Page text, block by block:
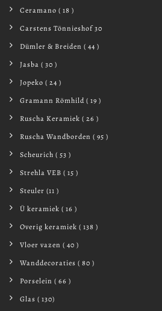
Ceramano ( 18 )
Carstens Tönnieshof 30
Dümler & Breiden ( 44 )
Jasba ( 30 )
Jopeko ( 24 )
Gramann Römhild ( 19 )
Ruscha Keramiek ( 26 )
Ruscha Wandborden ( 95 )
Scheurich ( 53 )
Strehla VEB ( 15 )
Steuler (11 )
Ü keramiek ( 16 )
Overig keramiek ( 138 )
Vloer vazen ( 40 )
Wanddecoraties ( 80 )
Porselein ( 66 )
Glas ( 130)